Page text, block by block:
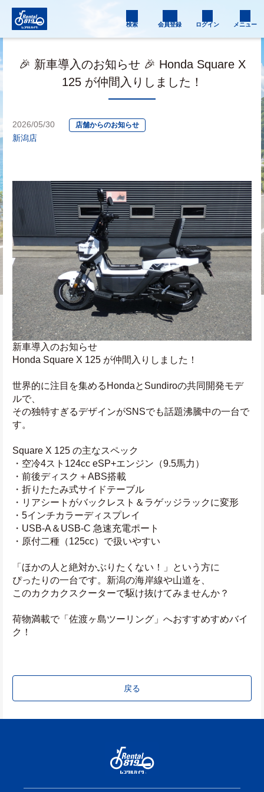
検索 会員登録 ログイン メニュー
🎉 新車導入のお知らせ 🎉 Honda Square X
125 が仲間入りしました！
2026/05/30 店舗からのお知らせ
新潟店
新車導入のお知らせ
Honda Square X 125 が仲間入りしました！
世界的に注目を集めるHondaとSundiroの共同開発モデ
ルで、
その独特すぎるデザインがSNSでも話題沸騰中の一台で
す。
Square X 125 の主なスペック
・空冷4スト124cc eSP+エンジン（9.5馬力）
・前後ディスク＋ABS搭載
・折りたたみ式サイドテーブル
・リアシートがバックレスト＆ラゲッジラックに変形
・5インチカラーディスプレイ
・USB-A＆USB-C 急速充電ポート
・原付二種（125cc）で扱いやすい
「ほかの人と絶対かぶりたくない！」という方に
ぴったりの一台です。新潟の海岸線や山道を、
このカクカクスクーターで駆け抜けてみませんか？
荷物満載で「佐渡ヶ島ツーリング」へおすすめすめバイ
ク！
戻る